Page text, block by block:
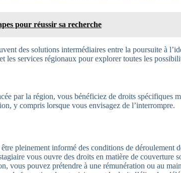
pour réussir sa recherche
des solutions intermédiaires entre la poursuite à
les services régionaux pour explorer toutes les
par la région, vous bénéficiez de droits spécifiques
y compris lorsque vous envisagez de l’interrompre.
pleinement informé des conditions de
vous ouvre des droits en matière de couverture
vous pouvez prétendre à une rémunération ou au